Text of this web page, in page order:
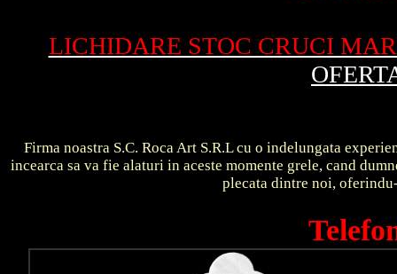
LICHIDARE STOC CRUCI
Firma noastra S.C. Roca Art S.R.L cu o indelungata
incearca sa va fie alaturi in aceste momente grele, cand
plecata dintre noi,